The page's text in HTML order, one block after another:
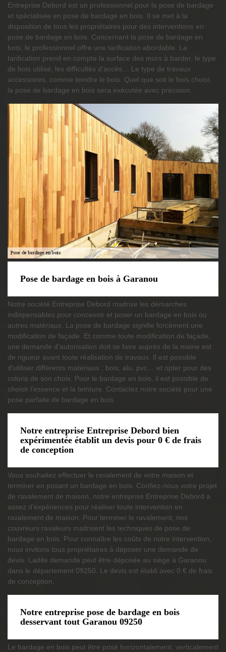
Entreprise Debord est un professionnel pour la pose de bardage
et spécialisée en pose de bardage en bois. Il se met à la
disposition de tous les propriétaires pour des interventions en
pose de bardage en bois. Concernant la pose de bardage en
bois, le professionnel offre une tarification abordable. La
tarification prend en compte la surface des murs à barder, le type
de bois utilisé, les difficultés d’accès… Le type de travaux
accessoires, comme teindre le bois. Quel que soit le bois choisi,
la pose de bardage en bois sera exécutée avec précision.
Pose de bardage en bois à Garanou
Notre société Entreprise Debord maitrise les démarches
indispensables pour concevoir et poser un bardage en bois ou
autres matériaux. La pose de bardage signifie forcément une
modification de façade. Et comme toute modification de façade,
une demande d’autorisation doit se faire auprès de la mairie est
de rigueur avant toute réalisation de travaux. Il est possible
d'utiliser différents matériaux : bois, alu, pvc… et opter pour des
coloris de son choix. Pour le bardage en bois, il est possible de
choisir l’essence et la teinture. Contactez notre société pour une
pose parfaite de bardage en bois.
Notre entreprise Entreprise Debord bien
expérimentée établit un devis pour 0 € de frais
de conception
Vous souhaitez effectuer le ravalement de votre maison et
terminer en posant un bardage en bois. Confiez-nous votre projet
de ravalement de maison, notre entreprise Entreprise Debord a
assez d’expériences pour réaliser toute intervention en
ravalement de maison. Pour terminer le ravalement, nos
couvreurs ravaleurs maitrisent les techniques de pose de
bardage en bois. Pour connaître les coûts de notre intervention,
nous invitons tous propriétaires à déposer une demande de
devis. Ladite demande peut être déposée au siège à Garanou
dans le département 09250. Le devis est établi avec 0 € de frais
de conception.
Notre entreprise pose de bardage en bois
desservant tout Garanou 09250
Le bardage en bois peut être posé horizontalement, verticalement